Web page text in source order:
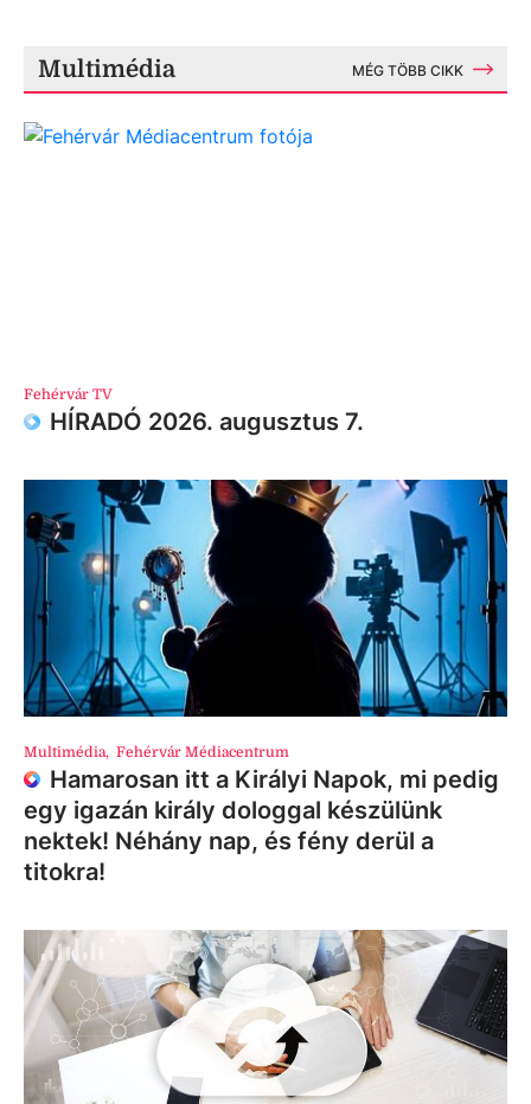
Multimédia MÉG TÖBB CIKK
Fehérvár TV
HÍRADÓ 2026. augusztus 7.
Multimédia, Fehérvár Médiacentrum
Hamarosan itt a Királyi Napok, mi pedig
egy igazán király dologgal készülünk
nektek! Néhány nap, és fény derül a
titokra!